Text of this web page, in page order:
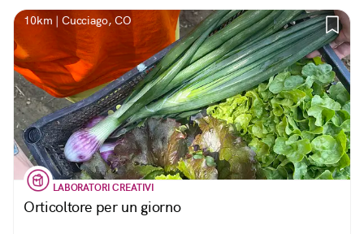
10km | Cucciago, CO
LABORATORI CREATIVI
Orticoltore per un giorno